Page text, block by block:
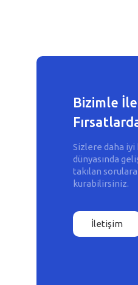
Bizimle
Sizlere daha
dünyasında
takılan
kurabilirsiniz.
İletişim